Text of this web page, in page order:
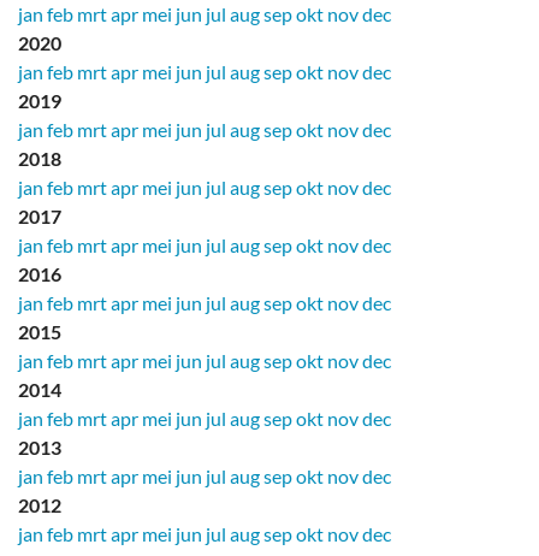
jan feb mrtapr mei jun jul augsepokt novdec
2020
jan feb mrtapr mei jun jul augsepokt novdec
2019
jan feb mrtapr mei jun jul augsepokt novdec
2018
jan feb mrtapr mei jun jul augsepokt novdec
2017
jan feb mrtapr mei jun jul augsepokt novdec
2016
jan feb mrtapr mei jun jul augsepokt novdec
2015
jan feb mrtapr mei jun jul augsepokt novdec
2014
jan feb mrtapr mei jun jul augsepokt novdec
2013
jan feb mrtapr mei jun jul augsepokt novdec
2012
jan feb mrtapr mei jun jul augsepokt novdec